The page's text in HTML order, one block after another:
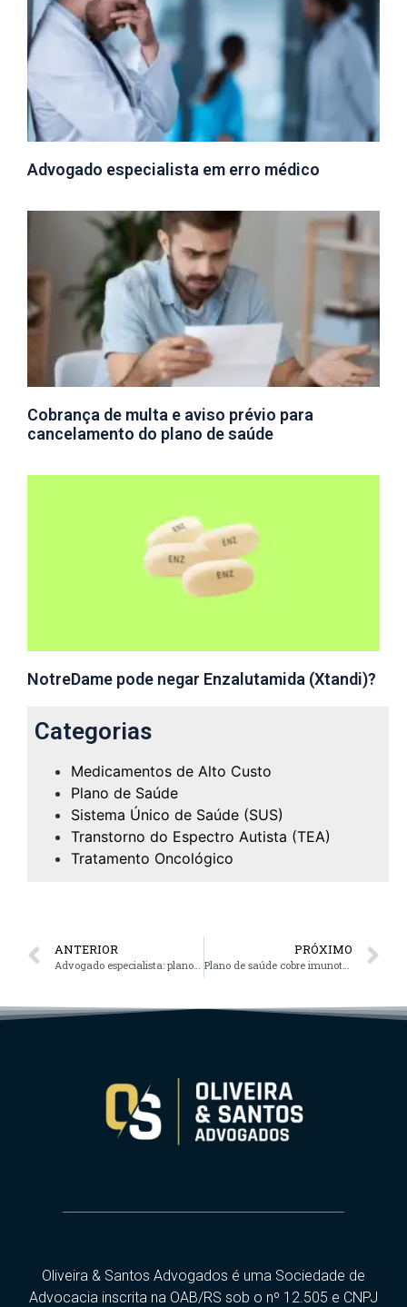
Advogado especialista em erro médico
Cobrança de multa e aviso prévio para
cancelamento do plano de saúde
NotreDame pode negar Enzalutamida (Xtandi)?
Categorias
Medicamentos de Alto Custo
Plano de Saúde
Sistema Único de Saúde (SUS)
Transtorno do Espectro Autista (TEA)
Tratamento Oncológico
ANTERIOR
Advogado especialista: plano de saúde
PRÓXIMO
Plano de saúde cobre imunoterapia?
Oliveira & Santos Advogados é uma Sociedade de
Advocacia inscrita na OAB/RS sob o nº 12.505 e CNPJ